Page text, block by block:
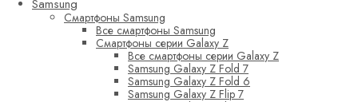
Samsung
Смартфоны Samsung
Все смартфоны Samsung
Смартфоны серии Galaxy Z
Все смартфоны серии Galaxy Z
Samsung Galaxy Z Fold 7
Samsung Galaxy Z Fold 6
Samsung Galaxy Z Flip 7